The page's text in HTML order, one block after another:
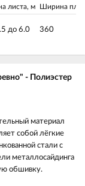
листа, м Ширина
до 6.0 360
- Полиэстер
материал
собой лёгкие
стали с
металлосайдинга
обшивку.